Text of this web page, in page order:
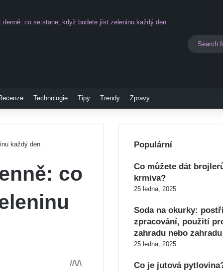
co se stane, když budete jíst zeleninu každý den
Switch skin
Technologie Tipy Trendy Zpravy
každý den
co
Populární
Co můžete dát
krmiva?
25 ledna, 2025
Soda na okurky:
zpracování, použití
zahradu nebo zahradu
25 ledna, 2025
Co je jutová